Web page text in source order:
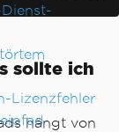
Lizenzfehler
,
= 10,
sollte ich
hängt von